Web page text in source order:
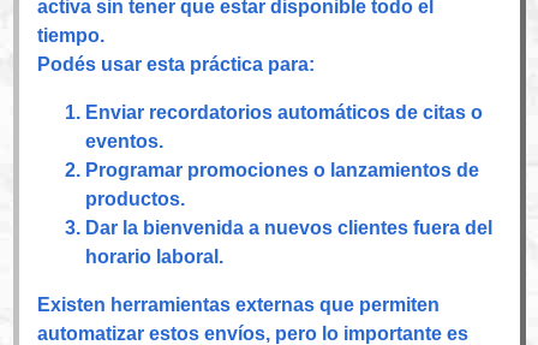
activa sin tener que estar disponible todo el
tiempo.
Podés usar esta práctica para:
Enviar recordatorios automáticos de citas o
eventos.
Programar promociones o lanzamientos de
productos.
Dar la bienvenida a nuevos clientes fuera del
horario laboral.
Existen herramientas externas que permiten
automatizar estos envíos, pero lo importante es